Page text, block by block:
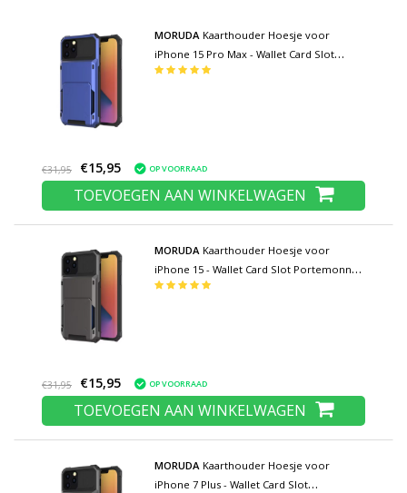
MORUDA Kaarthouder Hoesje voor
iPhone 15 Pro Max - Wallet Card Slot
Portemonnee Flip Cover Case - Blauw
€31,95 €15,95 OP VOORRAAD
TOEVOEGEN AAN WINKELWAGEN
MORUDA Kaarthouder Hoesje voor
iPhone 15 - Wallet Card Slot Portemonnee
Flip Cover Case - Grijs
€31,95 €15,95 OP VOORRAAD
TOEVOEGEN AAN WINKELWAGEN
MORUDA Kaarthouder Hoesje voor
iPhone 7 Plus - Wallet Card Slot